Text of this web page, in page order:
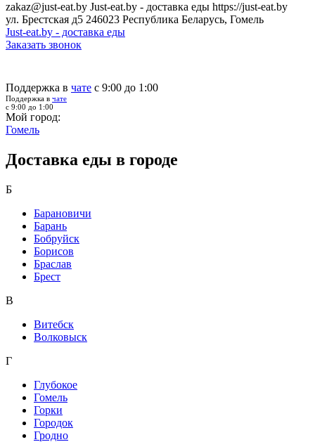
zakaz@just-eat.by Just-eat.by - доставка еды https://just-eat.by
ул. Брестская д5 246023 Республика Беларусь, Гомель
Just-eat.by - доставка еды
Заказать звонок
Поддержка в чате с 9:00 до 1:00
Поддержка в чате
с 9:00 до 1:00
Мой город:
Гомель
Доставка еды в городе
Б
Барановичи
Барань
Бобруйск
Борисов
Браслав
Брест
В
Витебск
Волковыск
Г
Глубокое
Гомель
Горки
Городок
Гродно